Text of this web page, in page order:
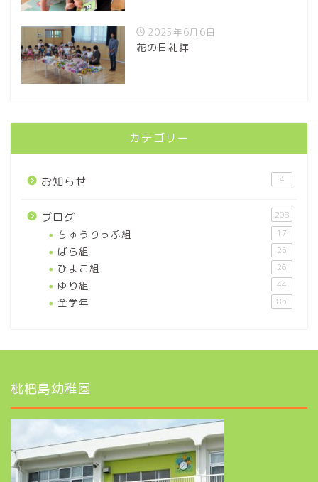
2025年6月6日
花の日礼拝
カテゴリー
お知らせ 4
ブログ 208
ちゅうりっぷ組 17
ばら組 25
ひよこ組 26
ゆり組 44
全学年 85
枇杷島幼稚園